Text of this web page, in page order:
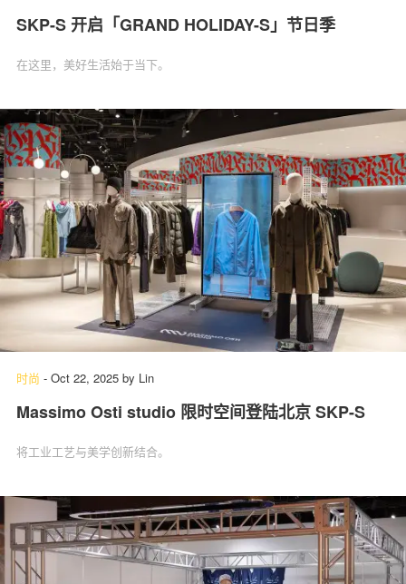
SKP-S 开启「GRAND HOLIDAY-S」节日季
在这里，美好生活始于当下。
时尚 - Oct 22, 2025 by Lin
Massimo Osti studio 限时空间登陆北京 SKP-S
将工业工艺与美学创新结合。